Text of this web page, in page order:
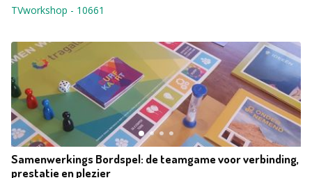
TVworkshop - 10661
Samenwerkings Bordspel: de teamgame voor verbinding,
prestatie en plezier